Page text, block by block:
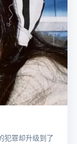
犯罪却升级到了